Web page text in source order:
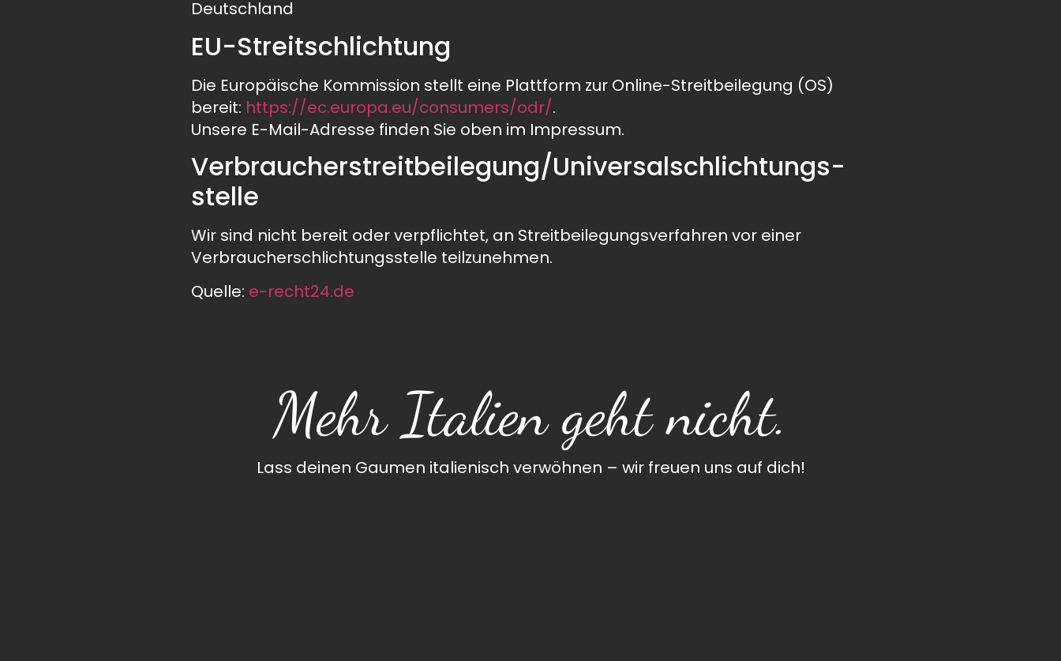
Deutschland
EU-Streitschlichtung
Die Europäische Kommission stellt eine Plattform zur Online-Streitbeilegung (OS)
bereit: https://ec.europa.eu/consumers/odr/.
Unsere E-Mail-Adresse finden Sie oben im Impressum.
Verbraucher­streit­beilegung/Universal­schlichtungs­
stelle
Wir sind nicht bereit oder verpflichtet, an Streitbeilegungsverfahren vor einer
Verbraucherschlichtungsstelle teilzunehmen.
Quelle: e-recht24.de
Mehr Italien geht nicht.
Lass deinen Gaumen italienisch verwöhnen – wir freuen uns auf dich!